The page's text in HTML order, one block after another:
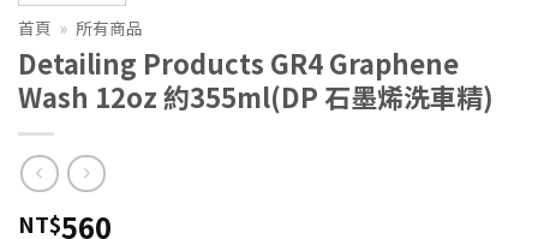
首頁 » 所有商品
Detailing Products GR4 Graphene
Wash 12oz 約355ml(DP 石墨烯洗車精)
NT$560